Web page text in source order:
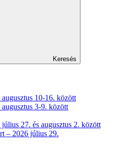
Keresés
10-16. között
3-9. között
27. és augusztus 2. között
– 2026 július 29.